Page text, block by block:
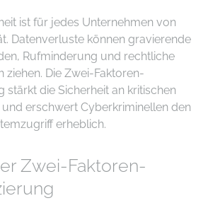
ist für jedes Unternehmen von
Datenverluste können gravierende
Rufminderung und rechtliche
ziehen. Die Zwei-Faktoren-
stärkt die Sicherheit an kritischen
erschwert Cyberkriminellen den
erheblich.
Zwei-Faktoren-